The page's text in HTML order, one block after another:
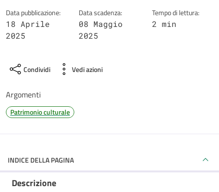
Data pubblicazione:
18 Aprile
2025
Data scadenza:
08 Maggio
2025
Tempo di lettura:
2 min
Condividi Vedi azioni
Argomenti
Patrimonio culturale
INDICE DELLA PAGINA
Descrizione